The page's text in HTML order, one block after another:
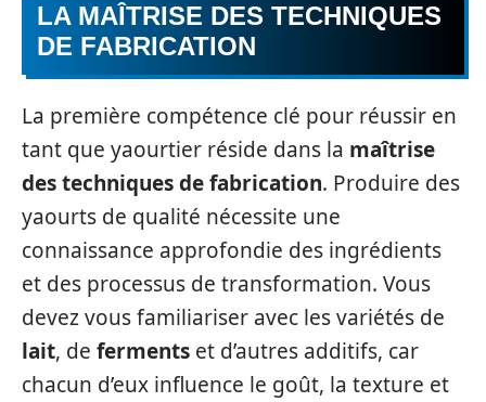
LA MAÎTRISE DES TECHNIQUES
DE FABRICATION
La première compétence clé pour réussir en
tant que yaourtier réside dans la maîtrise
des techniques de fabrication. Produire des
yaourts de qualité nécessite une
connaissance approfondie des ingrédients
et des processus de transformation. Vous
devez vous familiariser avec les variétés de
lait, de ferments et d’autres additifs, car
chacun d’eux influence le goût, la texture et